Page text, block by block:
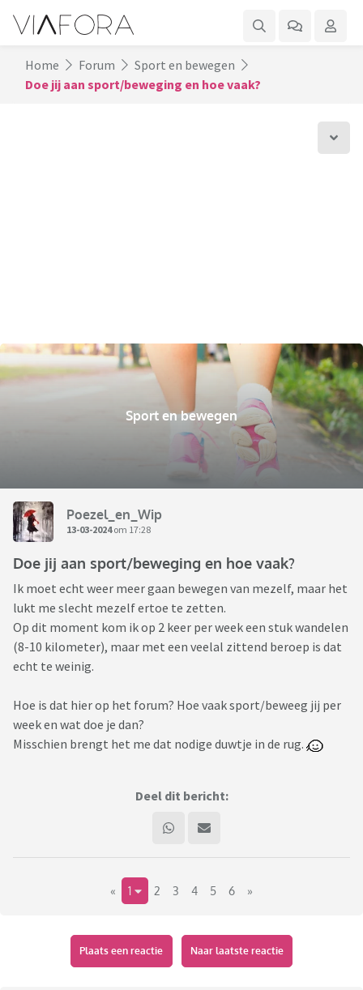
Home Forum
Sport en bewegen
Doe jij aan sport/beweging en hoe vaak?
Sport en bewegen
Poezel_en_Wip
13-03-2024om 17:28
Doe jij aan sport/beweging en hoe vaak?
Ik moet echt weer meer gaan bewegen van mezelf, maar het
lukt me slecht mezelf ertoe te zetten.
Op dit moment kom ik op 2 keer per week een stuk wandelen
(8-10 kilometer), maar met een veelal zittend beroep is dat
echt te weinig.
Hoe is dat hier op het forum? Hoe vaak sport/beweeg jij per
week en wat doe je dan?
Misschien brengt het me dat nodige duwtje in de rug.
Deel dit bericht:
« 1 2 3 4 5 6 »
Plaats een reactie Naar laatste reactie